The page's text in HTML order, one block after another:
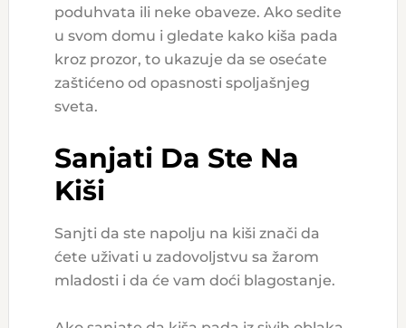
poduhvata ili neke obaveze. Ako sedite
u svom domu i gledate kako kiša pada
kroz prozor, to ukazuje da se osećate
zaštićeno od opasnosti spoljašnjeg
sveta.
Sanjati Da Ste Na
Kiši
Sanjti da ste napolju na kiši znači da
ćete uživati u zadovoljstvu sa žarom
mladosti i da će vam doći blagostanje.